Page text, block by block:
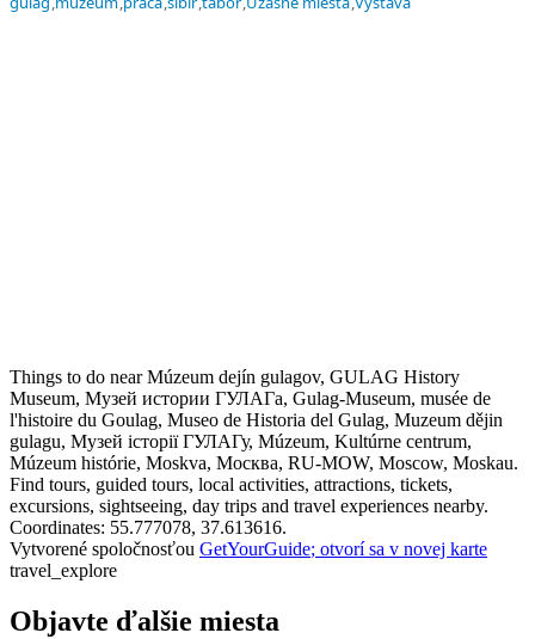
Things to do near Múzeum dejín gulagov, GULAG History
Museum, Музей истории ГУЛАГа, Gulag-Museum, musée de
l'histoire du Goulag, Museo de Historia del Gulag, Muzeum dějin
gulagu, Музей історії ГУЛАГу, Múzeum, Kultúrne centrum,
Múzeum histórie, Moskva, Москва, RU-MOW, Moscow, Moskau.
Find tours, guided tours, local activities, attractions, tickets,
excursions, sightseeing, day trips and travel experiences nearby.
Coordinates: 55.777078, 37.613616.
Vytvorené spoločnosťou GetYourGuide; otvorí sa v novej karte
travel_explore
Objavte ďalšie miesta